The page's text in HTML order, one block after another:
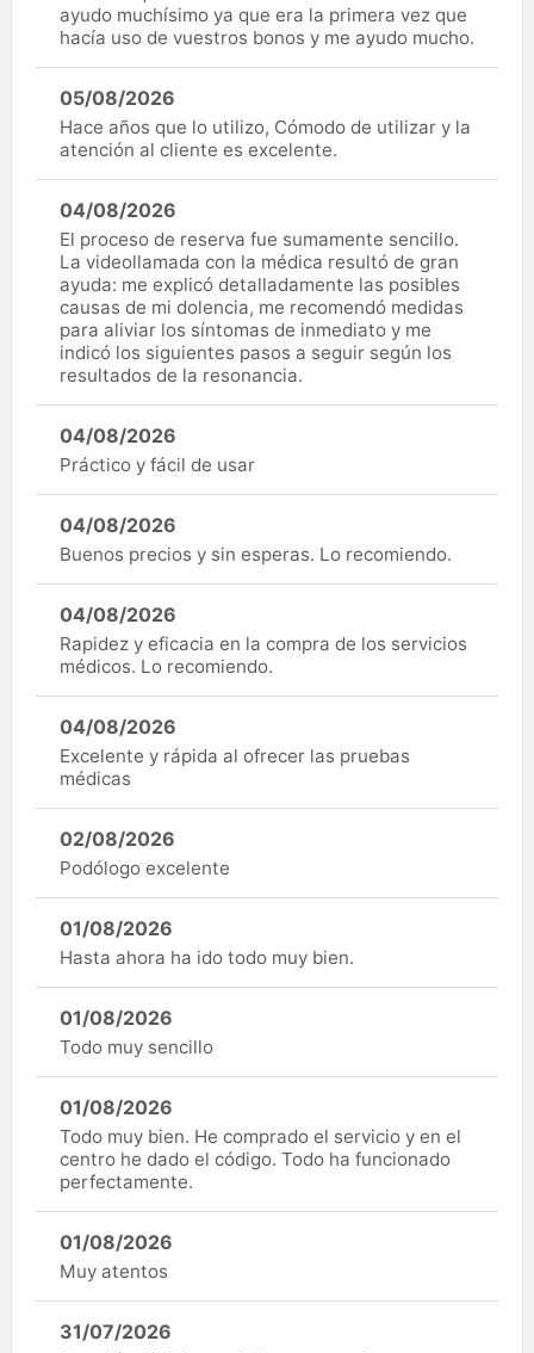
ayudo muchísimo ya que era la primera vez que
hacía uso de vuestros bonos y me ayudo mucho.
05/08/2026
Hace años que lo utilizo, Cómodo de utilizar y la
atención al cliente es excelente.
04/08/2026
El proceso de reserva fue sumamente sencillo.
La videollamada con la médica resultó de gran
ayuda: me explicó detalladamente las posibles
causas de mi dolencia, me recomendó medidas
para aliviar los síntomas de inmediato y me
indicó los siguientes pasos a seguir según los
resultados de la resonancia.
04/08/2026
Práctico y fácil de usar
04/08/2026
Buenos precios y sin esperas. Lo recomiendo.
04/08/2026
Rapidez y eficacia en la compra de los servicios
médicos. Lo recomiendo.
04/08/2026
Excelente y rápida al ofrecer las pruebas
médicas
02/08/2026
Podólogo excelente
01/08/2026
Hasta ahora ha ido todo muy bien.
01/08/2026
Todo muy sencillo
01/08/2026
Todo muy bien. He comprado el servicio y en el
centro he dado el código. Todo ha funcionado
perfectamente.
01/08/2026
Muy atentos
31/07/2026